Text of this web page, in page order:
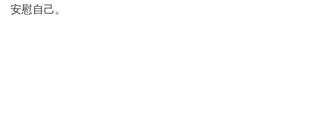
安慰自己。